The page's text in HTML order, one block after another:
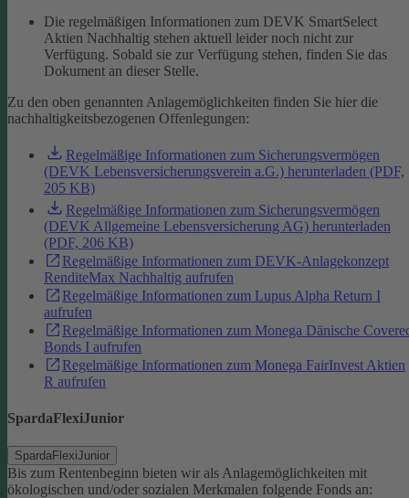
Die regelmäßigen Informationen zum DEVK SmartSelect
Aktien Nachhaltig stehen aktuell leider noch nicht zur
Verfügung. Sobald sie zur Verfügung stehen, finden Sie das
Dokument an dieser Stelle.
Zu den oben genannten Anlagemöglichkeiten finden Sie hier die
nachhaltigkeitsbezogenen Offenlegungen:
Regelmäßige Informationen zum Sicherungsvermögen
(DEVK Lebensversicherungsverein a.G.) herunterladen (PDF,
205 KB)
Regelmäßige Informationen zum Sicherungsvermögen
(DEVK Allgemeine Lebensversicherung AG) herunterladen
(PDF, 206 KB)
Regelmäßige Informationen zum DEVK-Anlagekonzept
RenditeMax Nachhaltig aufrufen
Regelmäßige Informationen zum Lupus Alpha Return I
aufrufen
Regelmäßige Informationen zum Monega Dänische
Bonds I aufrufen
Regelmäßige Informationen zum Monega FairInvest Aktien
R aufrufen
SpardaFlexiJunior
SpardaFlexiJunior
Bis zum Rentenbeginn bieten wir als Anlagemöglichkeiten mit
ökologischen und/oder sozialen Merkmalen folgende Fonds an: